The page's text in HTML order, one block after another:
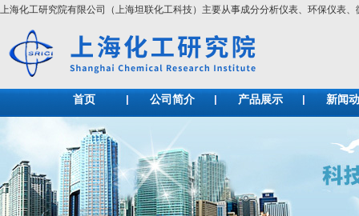
上海化工研究院有限公司（上海坦联化工科技）主要从事成分分析仪表、环保仪
首页 公司简介 产品展示 新闻